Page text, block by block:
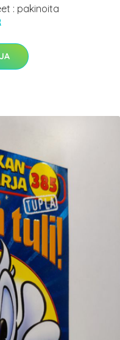
: pakinoita